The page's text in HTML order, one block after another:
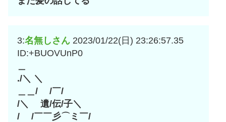
3:名無しさん 2023/01/22(日) 23:26:57.35
ID:+BUOVUnP0
./＼ ＼
＿＿/ /￣/
/＼ 遺/伝/子＼
/ /￣￣彡⌒ミ￣/